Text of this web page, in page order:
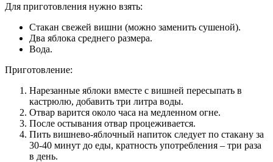
Для приготовления нужно взять:
Стакан свежей вишни (можно заменить сушеной).
Два яблока среднего размера.
Вода.
Приготовление:
Нарезанные яблоки вместе с вишней пересыпать в
кастрюлю, добавить три литра воды.
Отвар варится около часа на медленном огне.
После остывания отвар процеживается.
Пить вишнево-яблочный напиток следует по стакану за
30-40 минут до еды, кратность употребления – три раза
в день.